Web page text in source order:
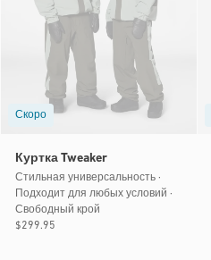
Скоро
Куртка Tweaker
Стильная универсальность ·
Подходит для любых условий ·
Свободный крой
Обычная
$299.95